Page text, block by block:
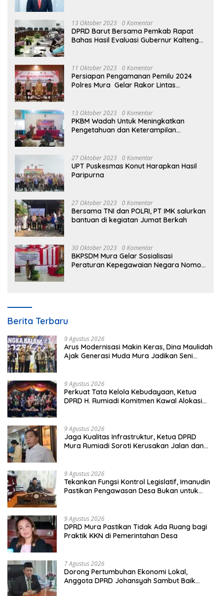
13 Oktober 2023 0 Komentar
DPRD Barut Bersama Pemkab Rapat
Bahas Hasil Evaluasi Gubernur Kalteng
11 Oktober 2023 0 Komentar
Persiapan Pengamanan Pemilu 2024
Polres Mura Gelar Rakor Lintas
13 Oktober 2023 0 Komentar
PKBM Wadah Untuk Meningkatkan
Pengetahuan dan Keterampilan
27 Oktober 2023 0 Komentar
UPT Puskesmas Konut Harapkan Hasil
Paripurna
27 Oktober 2023 0 Komentar
Bersama TNI dan POLRI, PT IMK salurkan
bantuan di kegiatan Jumat Berkah
30 Oktober 2023 0 Komentar
BKPSDM Mura Gelar Sosialisasi
Peraturan Kepegawaian Negara Nomor
Berita Terbaru
9 Agustus 2026
Arus Modernisasi Makin Keras, Dina Maulidah
Ajak Generasi Muda Mura Jadikan Seni
9 Agustus 2026
Perkuat Tata Kelola Kebudayaan, Ketua
DPRD H. Rumiadi Komitmen Kawal Alokasi
9 Agustus 2026
Jaga Kualitas Infrastruktur, Ketua DPRD
Mura Rumiadi Soroti Kerusakan Jalan dan
9 Agustus 2026
Tekankan Fungsi Kontrol Legislatif, Imanudin
Pastikan Pengawasan Desa Bukan untuk
9 Agustus 2026
DPRD Mura Pastikan Tidak Ada Ruang bagi
Praktik KKN di Pemerintahan Desa
7 Agustus 2026
Dorong Pertumbuhan Ekonomi Lokal,
Anggota DPRD Johansyah Sambut Baik